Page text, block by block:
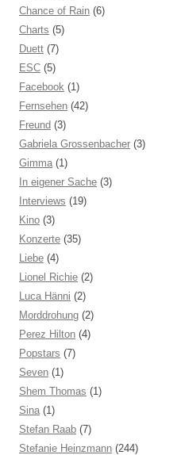
Chance of Rain (6)
Charts (5)
Duett (7)
ESC (5)
Facebook (1)
Fernsehen (42)
Freund (3)
Gabriela Grossenbacher (3)
Gimma (1)
In eigener Sache (3)
Interviews (19)
Kino (3)
Konzerte (35)
Liebe (4)
Lionel Richie (2)
Luca Hänni (2)
Morddrohung (2)
Perez Hilton (4)
Popstars (7)
Seven (1)
Shem Thomas (1)
Sina (1)
Stefan Raab (7)
Stefanie Heinzmann (244)